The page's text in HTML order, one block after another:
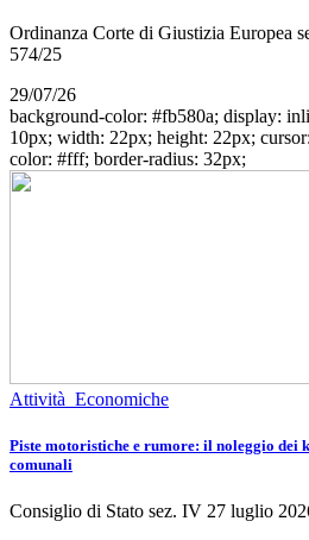
Ordinanza Corte di Giustizia Europea
574/25
29/07/26
background-color: #fb580a; display:
10px; width: 22px; height: 22px;
color: #fff; border-radius: 32px;
Attività Economiche
Piste motoristiche e rumore: il noleggio
comunali
Consiglio di Stato sez. IV 27 luglio